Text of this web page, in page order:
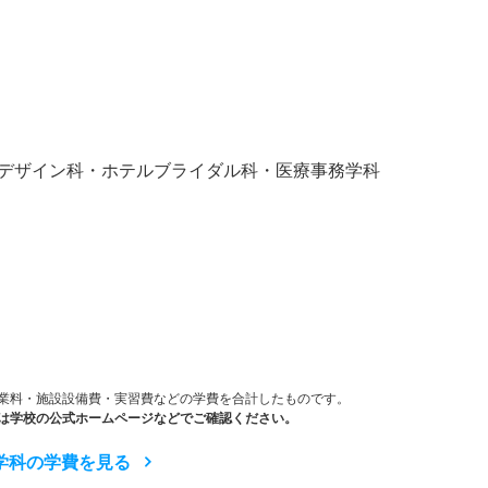
ザイン科・ホテルブライダル科・医療事務学科
・施設設備費・実習費などの学費を合計したものです。
校の公式ホームページなどでご確認ください。
科の学費を見る